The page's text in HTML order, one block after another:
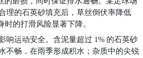
理的石英砂填充后，草丝倒伏率降低
时的打滑风险显著下降。
响运动安全。含泥量超过 1% 的石英砂
不畅，在雨季形成积水；杂质中的尖锐